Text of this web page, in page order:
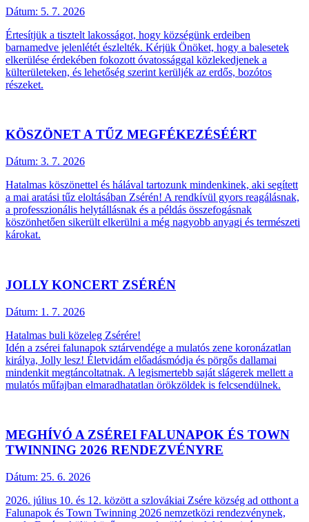
Dátum: 5. 7. 2026
Értesítjük a tisztelt lakosságot, hogy községünk erdeiben
barnamedve jelenlétét észlelték. Kérjük Önöket, hogy a balesetek
elkerülése érdekében fokozott óvatossággal közlekedjenek a
külterületeken, és lehetőség szerint kerüljék az erdős, bozótos
részeket.
KÖSZÖNET A TŰZ MEGFÉKEZÉSÉÉRT
Dátum: 3. 7. 2026
Hatalmas köszönettel és hálával tartozunk mindenkinek, aki segített
a mai aratási tűz eloltásában Zsérén! A rendkívül gyors reagálásnak,
a professzionális helytállásnak és a példás összefogásnak
köszönhetően sikerült elkerülni a még nagyobb anyagi és természeti
károkat.
JOLLY KONCERT ZSÉRÉN
Dátum: 1. 7. 2026
Hatalmas buli közeleg Zsérére!
Idén a zsérei falunapok sztárvendége a mulatós zene koronázatlan
királya, Jolly lesz! Életvidám előadásmódja és pörgős dallamai
mindenkit megtáncoltatnak. A legismertebb saját slágerek mellett a
mulatós műfajban elmaradhatatlan örökzöldek is felcsendülnek.
MEGHÍVÓ A ZSÉREI FALUNAPOK ÉS TOWN
TWINNING 2026 RENDEZVÉNYRE
Dátum: 25. 6. 2026
2026. július 10. és 12. között a szlovákiai Zsére község ad otthont a
Falunapok és Town Twinning 2026 nemzetközi rendezvénynek,